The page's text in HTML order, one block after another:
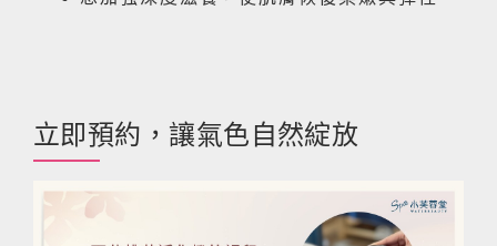
立即預約，讓氣色自然綻放